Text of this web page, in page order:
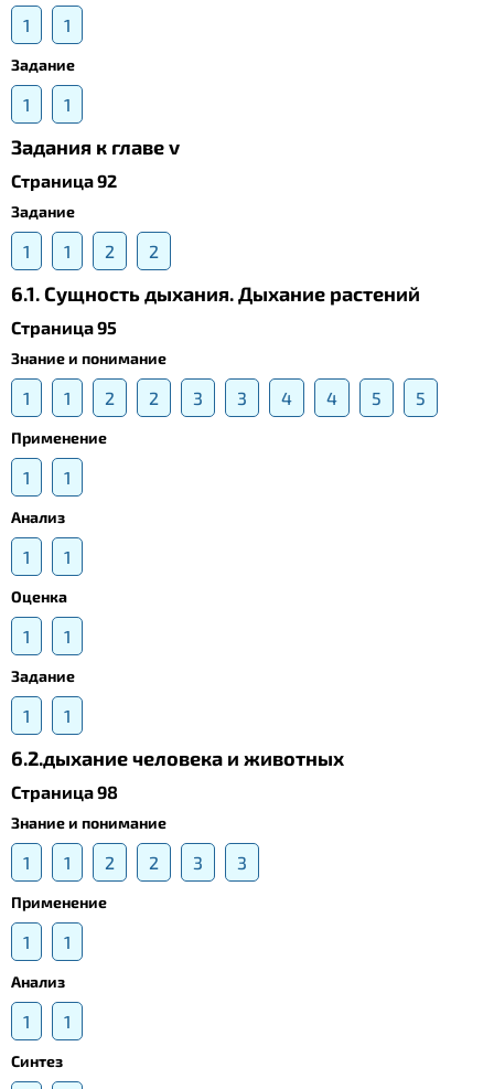
1 1
Задание
1 1
Задания к главе v
Страница 92
Задание
1 1 2 2
6.1. Сущность дыхания. Дыхание растений
Страница 95
Знание и понимание
1 1 2 2 3 3 4 4 5 5
Применение
1 1
Анализ
1 1
Оценка
1 1
Задание
1 1
6.2.дыхание человека и животных
Страница 98
Знание и понимание
1 1 2 2 3 3
Применение
1 1
Анализ
1 1
Синтез